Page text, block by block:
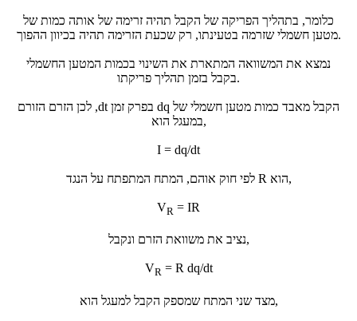
כלומר, בתהליך הפריקה של הקבל תהיה זרימה של אותה כמות של
מטען חשמלי שזרמה בטעינתו, רק שכעת הזרימה תהיה בכיוון ההפוך.
נמצא את המשוואה המתארת את השינוי בכמות המטען החשמלי
בקבל בזמן תהליך פריקתו.
הקבל מאבד כמות מטען חשמלי של dq בפרק זמן dt, לכן הזרם הזורם
במעגל הוא,
I = dq/dt
לפי חוק אוהם, המתח המתפתח על הנגד R הוא,
VR = IR
נציב את משוואת הזרם ונקבל,
VR = R dq/dt
מצד שני המתח שמספק הקבל למעגל הוא,